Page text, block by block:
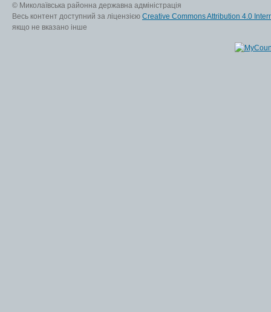
© Миколаївська районна державна адміністрація
Весь контент доступний за ліцензією Creative Commons Attribution 4.0
якщо не вказано інше